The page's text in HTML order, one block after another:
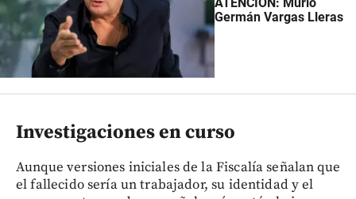
ATENCIÓN: Murió
Germán Vargas Lleras
Investigaciones en curso
Aunque versiones iniciales de la Fiscalía señalan que
el fallecido sería un trabajador, su identidad y el